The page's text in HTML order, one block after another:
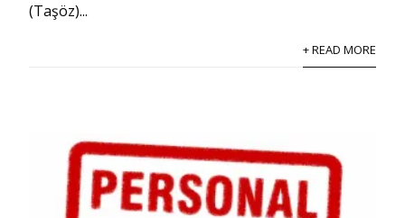
(Taşöz)...
+ READ MORE